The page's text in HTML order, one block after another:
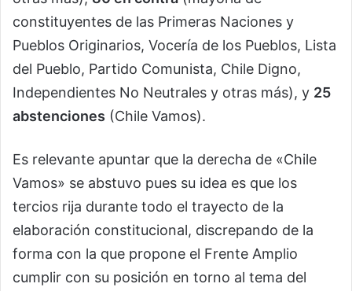
constituyentes de las Primeras Naciones y
Pueblos Originarios, Vocería de los Pueblos, Lista
del Pueblo, Partido Comunista, Chile Digno,
Independientes No Neutrales y otras más), y 25
abstenciones (Chile Vamos).
Es relevante apuntar que la derecha de «Chile
Vamos» se abstuvo pues su idea es que los
tercios rija durante todo el trayecto de la
elaboración constitucional, discrepando de la
forma con la que propone el Frente Amplio
cumplir con su posición en torno al tema del